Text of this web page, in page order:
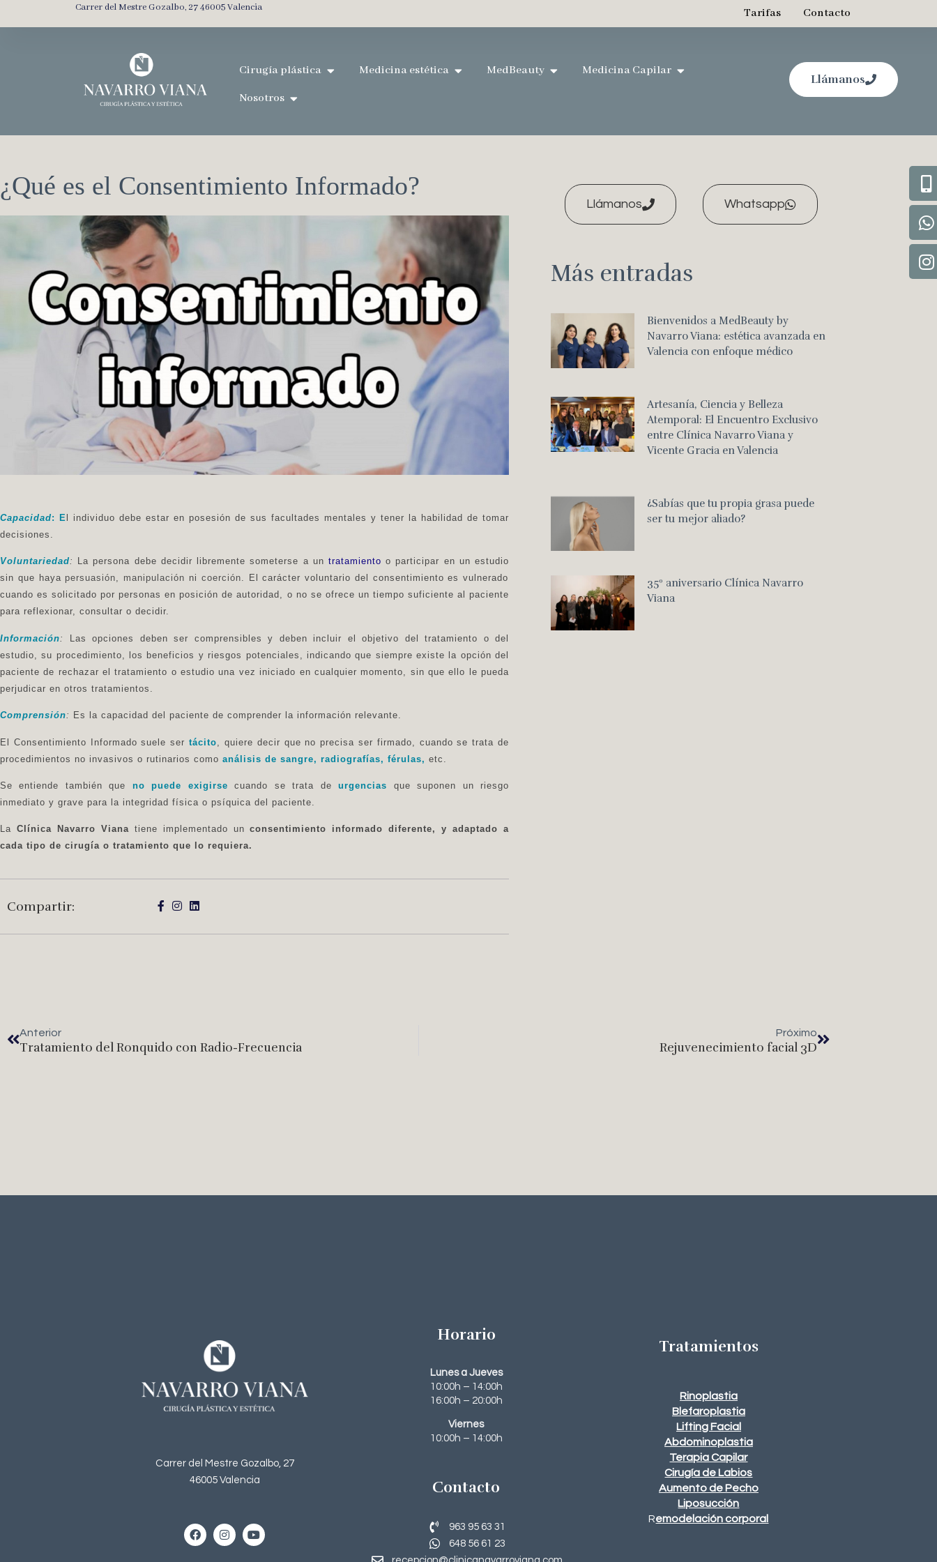
Carrer del Mestre Gozalbo, 27 46005 Valencia Tarifas Contacto
Cirugía plástica Medicina estética MedBeauty
Medicina Capilar
Nosotros
Llámanos
¿Qué es el Consentimiento Informado?
Capacidad: E l individuo debe estar en posesión de sus facultades mentales y tener la habilidad de tomar
decisiones.
Voluntariedad: La persona debe decidir libremente someterse a un tratamiento o participar en un estudio
sin que haya persuasión, manipulación ni coerción. El carácter voluntario del consentimiento es vulnerado
cuando es solicitado por personas en posición de autoridad, o no se ofrece un tiempo suficiente al paciente
para reflexionar, consultar o decidir.
Información:
Las opciones deben ser comprensibles y deben incluir el objetivo del tratamiento o del
estudio, su procedimiento, los beneficios y riesgos potenciales, indicando que siempre existe la opción del
paciente de rechazar el tratamiento o estudio una vez iniciado en cualquier momento, sin que ello le pueda
perjudicar en otros tratamientos.
Comprensión: Es la capacidad del paciente de comprender la información relevante.
El Consentimiento Informado suele sertácito , quiere decir que no precisa ser firmado , cuando se trata de
procedimientos no invasivos o rutinarios como análisis de sangre, radiografías, férulas, etc.
Se entiende también que no puede exigirse cuando se trata deurgencias que suponen un riesgo
inmediato y grave para la integridad física o psíquica del paciente.
La Clínica Navarro Viana tiene implementado unconsentimiento informado diferente, y adaptado a
cada tipo de cirugía o tratamiento que lo requiera.
Compartir:
Llámanos Whatsapp
Más entradas
Bienvenidos a MedBeauty by
Navarro Viana: estética avanzada en
Valencia con enfoque médico
Artesanía, Ciencia y Belleza
Atemporal: El Encuentro Exclusivo
entre Clínica Navarro Viana y
Vicente Gracia en Valencia
¿Sabías que tu propia grasa puede
ser tu mejor aliado?
35º aniversario Clínica Navarro
Viana
Anterior
Tratamiento del Ronquido con Radio-Frecuencia
Próximo
Rejuvenecimiento facial 3D
Carrer del Mestre Gozalbo, 27
46005 Valencia
Horario
Lunes a Jueves
10:00h – 14:00h
16:00h – 20:00h
Viernes
10:00h – 14:00h
Contacto
963 95 63 31‬
648 56 61 23
Tratamientos
Rinoplastia
Blefaroplastia
Lifting Facial
Abdominoplastia
Terapia Capilar
Cirugía de Labios
Aumento de Pecho
Liposucción
Remodelación corporal